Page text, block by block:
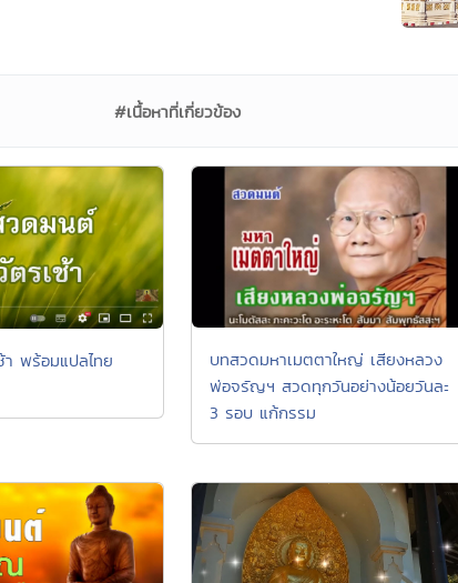
#เนื้อหาที่เกี่ยวข้อง
พร้อมแปลไทย
บทสวดมหาเมตตาใหญ่ เสียงหลวง
พ่อจรัญฯ สวดทุกวันอย่างน้อยวันละ
3 รอบ แก้กรรม